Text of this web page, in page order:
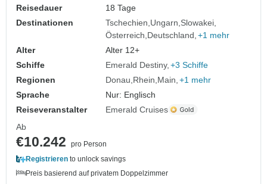
Reisedauer
18 Tage
Destinationen
Tschechien Ungarn Slowakei
Österreich Deutschland +1 mehr
Alter
Alter 12+
Schiffe
Emerald Destiny +3 Schiffe
Regionen
Donau Rhein Main +1 mehr
Sprache
Nur: Englisch
Reiseveranstalter
Emerald Cruises
Ab
€10.242
pro Person
Registrieren to unlock savings
Preis basierend auf privatem Doppelzimmer